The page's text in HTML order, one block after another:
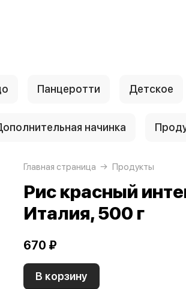
Панцеротти Детское
начинка
Главная страница Продукты
Рис красный
Италия, 500 г
670 ₽
В корзину